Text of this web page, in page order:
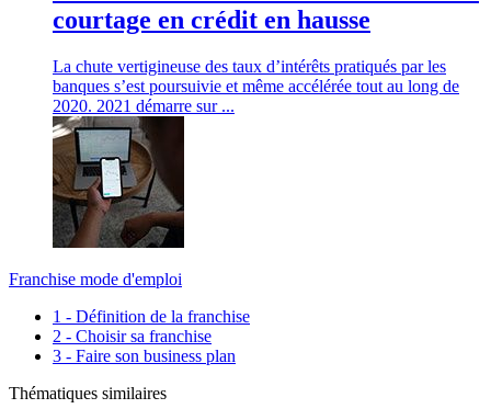
courtage en crédit en hausse
La chute vertigineuse des taux d’intérêts pratiqués par les
banques s’est poursuivie et même accélérée tout au long de
2020. 2021 démarre sur ...
Franchise mode d'emploi
1 - Définition de la franchise
2 - Choisir sa franchise
3 - Faire son business plan
Thématiques similaires